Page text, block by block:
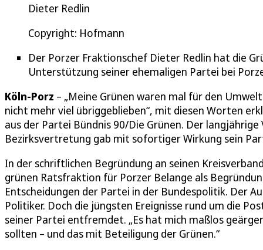
Dieter Redlin
Copyright: Hofmann
Der Porzer Fraktionschef Dieter Redlin hat die
Unterstützung seiner ehemaligen Partei bei
Köln-Porz – „Meine Grünen waren mal für den
nicht mehr viel übriggeblieben“, mit diesen Worten
aus der Partei Bündnis 90/Die Grünen. Der
Bezirksvertretung gab mit sofortiger Wirkung sein
In der schriftlichen Begründung an seinen
grünen Ratsfraktion für Porzer Belange als
Entscheidungen der Partei in der Bundespolitik. Der
Politiker. Doch die jüngsten Ereignisse rund um die
seiner Partei entfremdet. „Es hat mich maßlos
sollten – und das mit Beteiligung der Grünen.“